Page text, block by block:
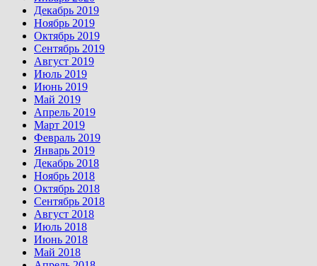
Декабрь 2019
Ноябрь 2019
Октябрь 2019
Сентябрь 2019
Август 2019
Июль 2019
Июнь 2019
Май 2019
Апрель 2019
Март 2019
Февраль 2019
Январь 2019
Декабрь 2018
Ноябрь 2018
Октябрь 2018
Сентябрь 2018
Август 2018
Июль 2018
Июнь 2018
Май 2018